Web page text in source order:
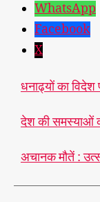
WhatsApp
Facebook
X
धनाढ्यों का
देश की समस्याओं
अचानक मौतें :